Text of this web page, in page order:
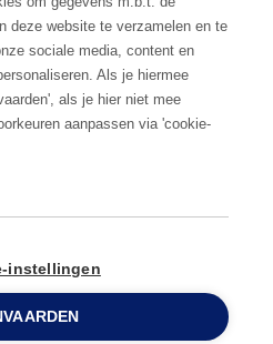
vragen
Privacy & cookies
2026Anticimex
0800 96 900
deze website te verzamelen en te
sociale media, content en
Als je hiermee
als je hier niet mee
aanpassen via 'cookie-
instellingen